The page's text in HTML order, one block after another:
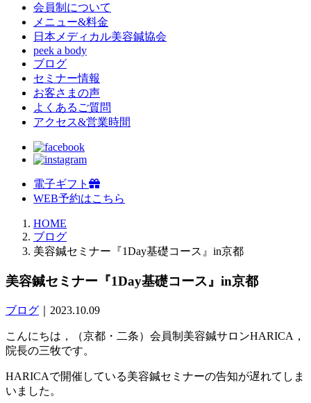
会員制について
メニュー&料金
日本メディカル美容鍼協会
peek a body
ブログ
セミナー情報
お客さまの声
よくあるご質問
アクセス&営業時間
電子ギフト
WEB予約はこちら
HOME
ブログ
美容鍼セミナー『1Day基礎コース』in京都
美容鍼セミナー『1Day基礎コース』in京都
ブログ ｜2023.10.09
こんにちは，（京都・二条）会員制美容鍼サロンHARICA，
院長の三牧です。
HARICAで開催している美容鍼セミナーの告知が遅れてしま
いました。